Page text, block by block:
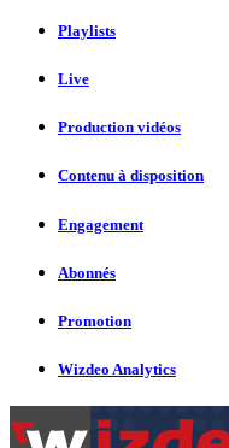
Playlists
Live
Production vidéos
Contenu à disposition
Engagement
Abonnés
Promotion
Wizdeo Analytics